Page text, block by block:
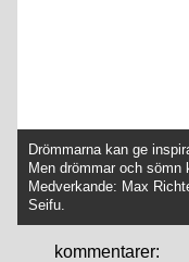
Drömmarna kan ge
Men drömmar och
Medverkande: Max
Seifu.
kommentarer: